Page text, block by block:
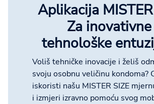
Aplikacija
Za
tehnološke
Voliš tehničke inovacije i želiš
svoju osobnu veličinu kondoma?
iskoristi našu MISTER SIZE
i izmjeri izravno pomoću svog